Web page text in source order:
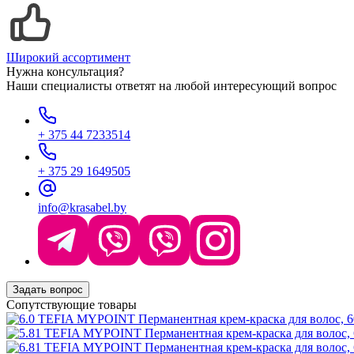
Широкий ассортимент
Нужна консультация?
Наши специалисты ответят на любой интересующий вопрос
+ 375 44 7233514
+ 375 29 1649505
info@krasabel.by
Задать вопрос
Сопутствующие товары